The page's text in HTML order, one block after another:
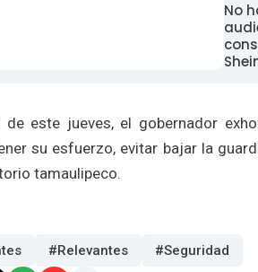
No
de este jueves, el gobernador
su esfuerzo, evitar bajar la
tamaulipeco.
#Relevantes #Seguridad